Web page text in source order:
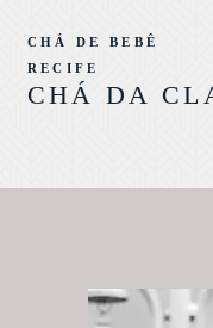
CHÁ DA
CHÁ DE BEBÊ
RECIFE